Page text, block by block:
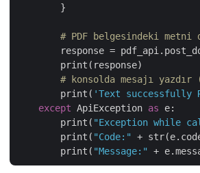
        }
# PDF belgesindeki
response =
        print(response)
# konsolda mesajı
        print(
'Text successfully
except ApiException as e:
        print(
"Exception while
        print(
"Code:"
+
        print(
"Message:"